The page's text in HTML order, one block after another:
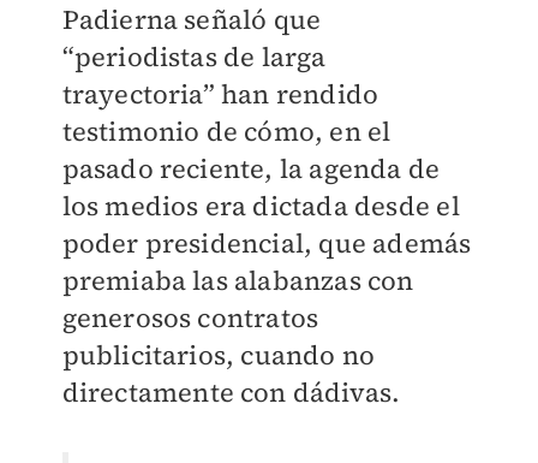
Padierna señaló que
“periodistas de larga
trayectoria” han rendido
testimonio de cómo, en el
pasado reciente, la agenda de
los medios era dictada desde el
poder presidencial, que además
premiaba las alabanzas con
generosos contratos
publicitarios, cuando no
directamente con dádivas.